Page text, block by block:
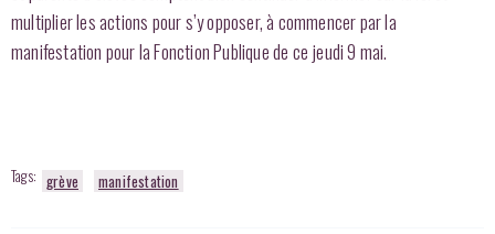
multiplier les actions pour s’y opposer, à commencer par la
manifestation pour la Fonction Publique de ce jeudi 9 mai.
Tags: grève manifestation